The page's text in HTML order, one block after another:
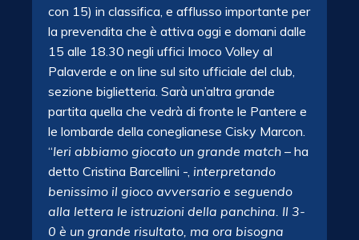
con 15) in classifica, e afflusso importante per
la prevendita che è attiva oggi e domani dalle
15 alle 18.30 negli uffici Imoco Volley al
Palaverde e on line sul sito ufficiale del club,
sezione biglietteria. Sarà un’altra grande
partita quella che vedrà di fronte le Pantere e
le lombarde della coneglianese Cisky Marcon.
“Ieri abbiamo giocato un grande match – ha
detto Cristina Barcellini -, interpretando
benissimo il gioco avversario e seguendo
alla lettera le istruzioni della panchina. Il 3-
0 è un grande risultato, ma ora bisogna